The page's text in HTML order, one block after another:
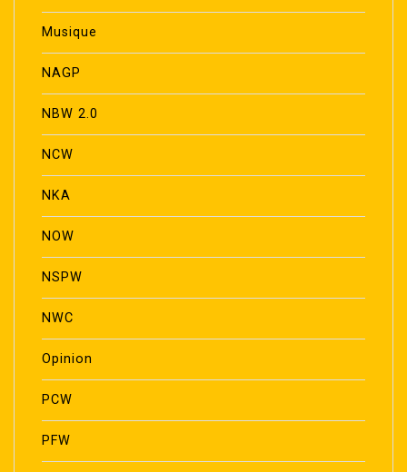
Musique
NAGP
NBW 2.0
NCW
NKA
NOW
NSPW
NWC
Opinion
PCW
PFW